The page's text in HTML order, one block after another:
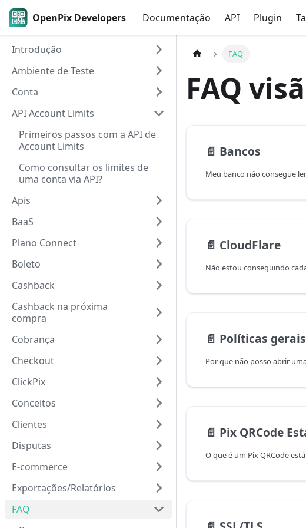
OpenPix Developers Documentação API Plugin
Introdução
Ambiente de Teste
Conta
API Account Limits
Primeiros passos com a API de
Account Limits
Como consultar os limites de
uma conta via API?
Apis
BaaS
Plano Connect
Boleto
Cashback
Cashback na próxima
compra
Cobrança
Checkout
ClickPix
Conceitos
Clientes
Disputas
E-commerce
Exportações/Relatórios
FAQ
FAQ
FAQ
📄️ Bancos
Meu banco não consegue
📄️ CloudFlare
📄️ Políticas gerais
Por que não posso abrir
📄️ Pix QRCode
O que é um Pix QRCode